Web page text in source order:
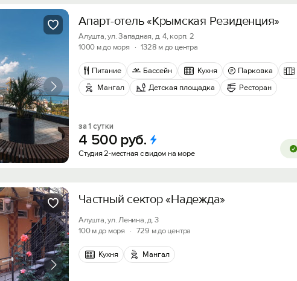
Апарт-отель «Крымская Резиденция»
Алушта, ул. Западная, д. 4, корп. 2
1000 м до моря
· 1328 м до центра
Питание Бассейн Кухня Парковка
Мангал
Детская площадка Ресторан
за 1 сутки
4 500 руб.
Студия 2-местная с видом на море
Частный сектор «Надежда»
Алушта, ул. Ленина, д. 3
100 м до моря
· 729 м до центра
Кухня Мангал
Вход на сайт
Войти илиЗарегистрироваться